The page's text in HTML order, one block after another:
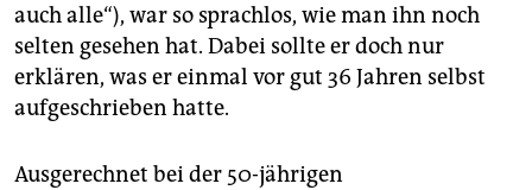
auch alle“), war so sprachlos, wie man ihn noch
selten gesehen hat. Dabei sollte er doch nur
erklären, was er einmal vor gut 36 Jahren selbst
aufgeschrieben hatte.
Ausgerechnet bei der 50-jährigen